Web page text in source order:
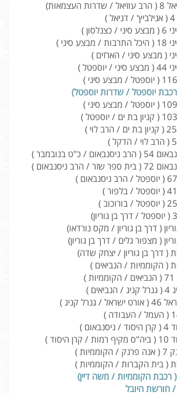
)
)
( מבצע סיני / הארזים )
)
רכבת יוספטל / שדרות יוספטל)
בנובמבר )
ניסנבאום )
( דרך בן גוריון / מקס נורדאו)
( מצפור גלים / דרך בן גוריון)
( דרך בן גוריון / יצחק שדה)
( הקוממיות / הנביאים )
)
קניג )
)
)
)
( בית הקברות / הקוממיות )
( רכבת הקוממיות / משה דיין)
/ חורשת היובל